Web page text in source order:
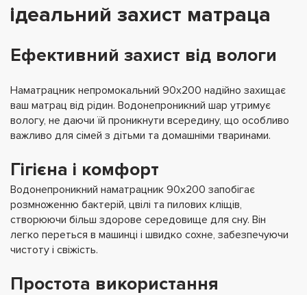
ідеальний захист матраца
Ефективний захист від вологи
Наматрацник непромокальний 90х200 надійно захищає
ваш матрац від рідин. Водонепроникний шар утримує
вологу, не даючи їй проникнути всередину, що особливо
важливо для сімей з дітьми та домашніми тваринами.
Гігієна і комфорт
Водонепроникний наматрацник 90х200 запобігає
розмноженню бактерій, цвілі та пилових кліщів,
створюючи більш здорове середовище для сну. Він
легко переться в машинці і швидко сохне, забезпечуючи
чистоту і свіжість.
Простота використання